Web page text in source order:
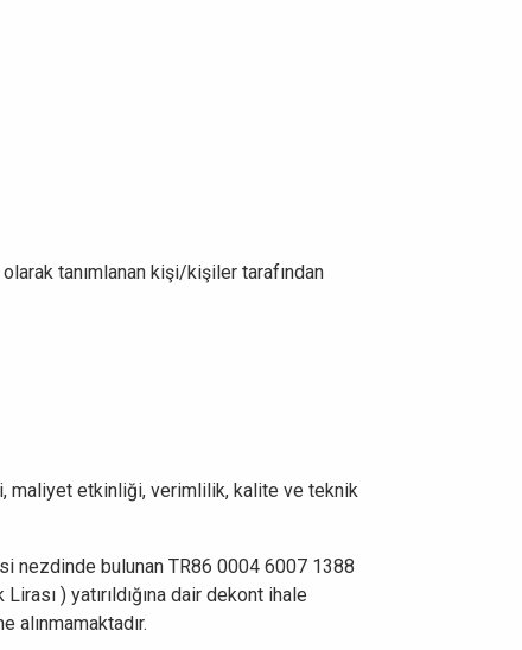
tanımlanan kişi/kişiler tarafından
maliyet etkinliği, verimlilik, kalite ve teknik
nezdinde bulunan TR86 0004 6007 1388
) yatırıldığına dair dekont ihale
alınmamaktadır.